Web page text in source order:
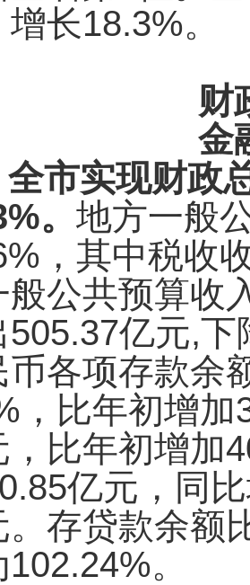
长18.3%。
财
金
实现财政总
。 地方一般
，其中税收
般公共预算收
505.37亿元,
币各项存款余
，比年初增
，比年初增加
亿元，同
。存贷款余额
102.24%。